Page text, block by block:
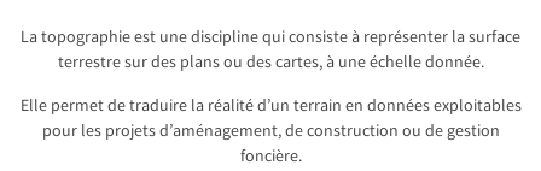
La topographie est une discipline qui consiste à représenter la surface
terrestre sur des plans ou des cartes, à une échelle donnée.
Elle permet de traduire la réalité d’un terrain en données exploitables
pour les projets d’aménagement, de construction ou de gestion
foncière.